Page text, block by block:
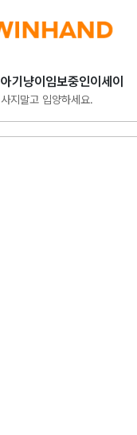
아기냥이임보중인이세이
사지말고 입양하세요.